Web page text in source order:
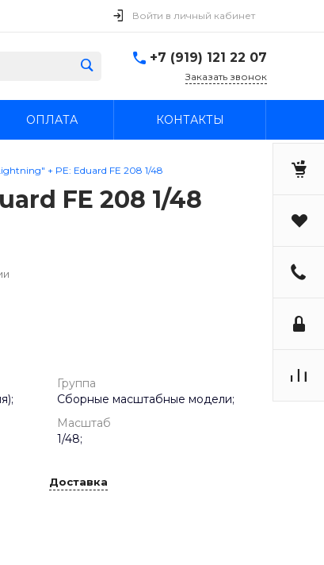
Войти в личный кабинет
+7 (919) 121 22 07
Заказать звонок
ОПЛАТА КОНТАКТЫ
+ PE: Eduard FE 208 1/48
FE 208 1/48
Группа
Сборные масштабные модели;
Масштаб
1/48;
Доставка